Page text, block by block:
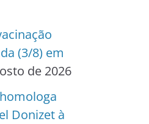
(3/8) em
de 2026
Donizet à